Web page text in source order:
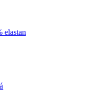
elastan